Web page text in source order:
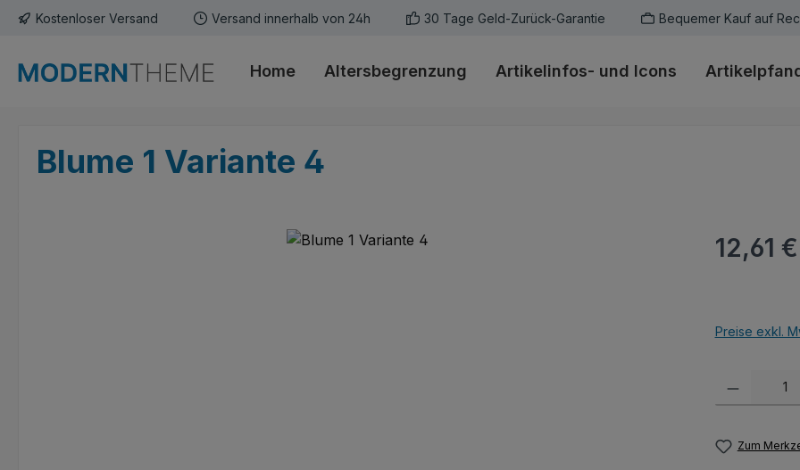
Hauptinhalt springen
Zur Suche springen
Zur Hauptnavigation springen
Kostenloser Versand Versand innerhalb von 24h 30 Tage Geld-Zurück-Garantie Bequemer Kauf auf
Home Altersbegrenzung Artikelinfos- und Icons
Blume 1 Variante 4
Regulärer
12,61 €
Preise exkl.
Produkt
Zum